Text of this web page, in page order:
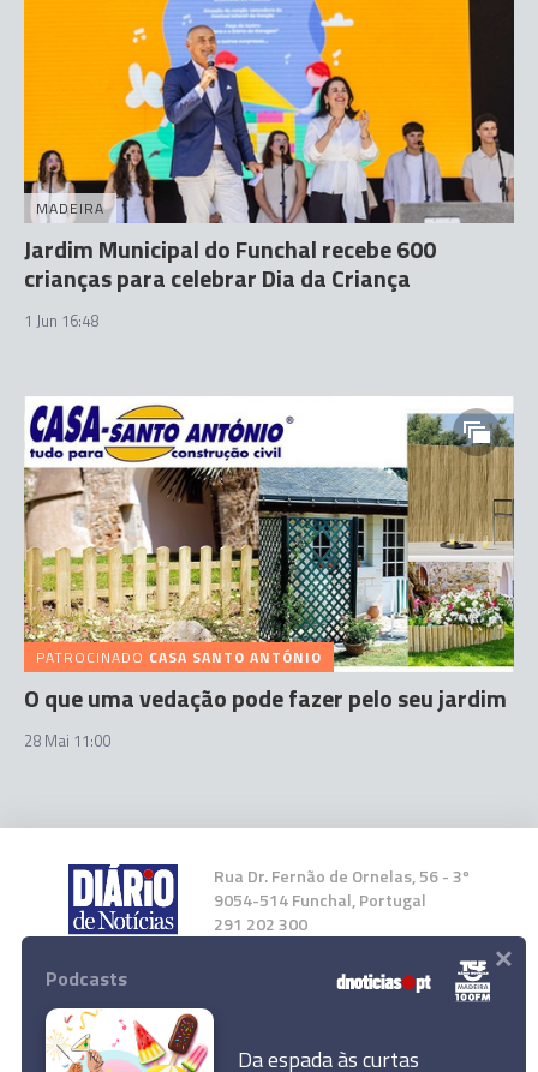
MADEIRA
Jardim Municipal do Funchal recebe 600
crianças para celebrar Dia da Criança
1 Jun 16:48
PATROCINADO CASA SANTO ANTÓNIO
O que uma vedação pode fazer pelo seu jardim
28 Mai 11:00
Rua Dr. Fernão de Ornelas, 56 - 3º
9054-514 Funchal, Portugal
291 202 300
Instale a nossa App
Podcasts
Da espada às curtas
×